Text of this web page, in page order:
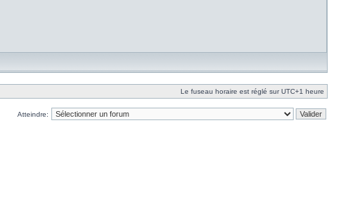
Le fuseau horaire est réglé sur UTC+1 heure
Atteindre: